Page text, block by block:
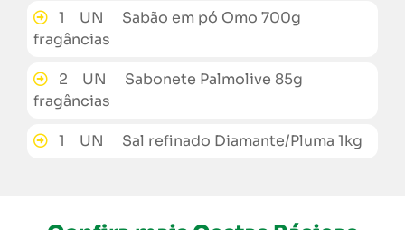
1 UN Sabão em pó Omo 700g
fragâncias
2 UN Sabonete Palmolive 85g
fragâncias
1 UN Sal refinado Diamante/Pluma 1kg